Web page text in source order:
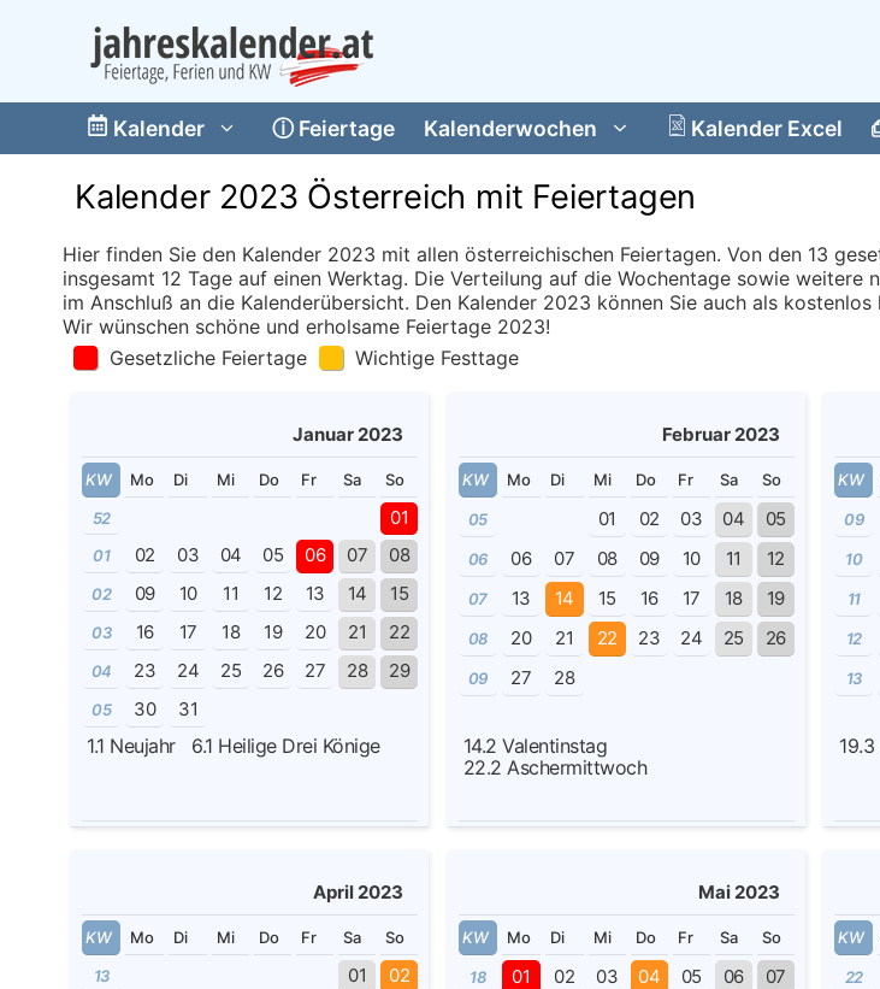
Kalender ⓘFeiertage Kalenderwochen Kalender Excel
Kalender 2023 Österreich mit Feiertagen
Hier finden Sie den Kalender 2023 mit allen österreichischen Feiertagen. Von den 13
insgesamt 12 Tage auf einen Werktag. Die Verteilung auf die Wochentage sowie weitere
im Anschluß an die Kalenderübersicht. Den Kalender 2023 können Sie auch als
Wir wünschen schöne und erholsame Feiertage 2023!
Gesetzliche Feiertage
Wichtige Festtage
Januar 2023
KW Mo Di Mi Do Fr Sa
So
52
01
01 02 03 04 05 06 07 08
02 09 10 11 12 13 14 15
03 16 17 18 19 20 21 22
04 23 24 25 26 27 28 29
05 30 31
1.1 Neujahr 6.1 Heilige Drei Könige
Februar 2023
KW Mo Di Mi Do Fr Sa So
05 01 02 03 04 05
06 06 07 08 09 10 11 12
07 13 14 15 16 17 18 19
08 20 21 22 23 24 25 26
09 27 28
14.2 Valentinstag
22.2 Aschermittwoch
KW
09
10
11
12
13
19.3
April 2023
KW Mo Di Mi Do Fr Sa
So
13
01 02
Mai 2023
KW Mo Di Mi Do Fr Sa So
18 01 02 03 04 05 06 07
KW
22